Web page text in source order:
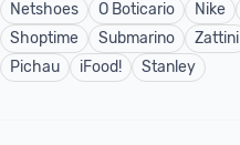
Netshoes
O Boticario Nike
Shoptime
Submarino Zattini
Pichau
iFood! Stanley